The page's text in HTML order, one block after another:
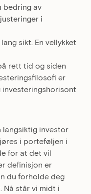
bedring av
i
sikt. En vellykket
rett tid og siden
er
langsiktig investor
i porteføljen i
for at det vil
definisjon er
du forholde deg
Nå står vi midt i